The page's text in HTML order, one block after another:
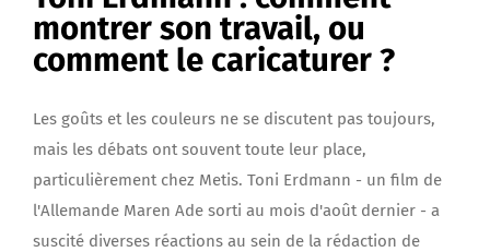
montrer son travail, ou
comment le caricaturer ?
Les goûts et les couleurs ne se discutent pas toujours,
mais les débats ont souvent toute leur place,
particulièrement chez Metis. Toni Erdmann - un film de
l'Allemande Maren Ade sorti au mois d'août dernier - a
suscité diverses réactions au sein de la rédaction de